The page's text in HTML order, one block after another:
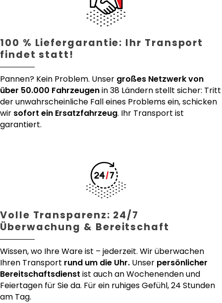
100 % Liefergarantie: Ihr Transport
findet statt!
Pannen? Kein Problem. Unser großes Netzwerk von
über 50.000 Fahrzeugenin 38 Ländern stellt sicher: Tritt
der unwahrscheinliche Fall eines Problems ein, schicken
wir sofort ein Ersatzfahrzeug. Ihr Transport ist
garantiert.
Volle Transparenz: 24/7
Überwachung & Bereitschaft
Wissen, wo Ihre Ware ist – jederzeit. Wir überwachen
Ihren Transport rund um die Uhr. Unser persönlicher
Bereitschaftsdienst ist auch an Wochenenden und
Feiertagen für Sie da. Für ein ruhiges Gefühl, 24 Stunden
am Tag.